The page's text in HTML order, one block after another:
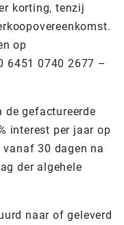
korting, tenzij
op
6451 0740 2677 –
de gefactureerde
interest per jaar op
30 dagen na
der algehele
naar of geleverd